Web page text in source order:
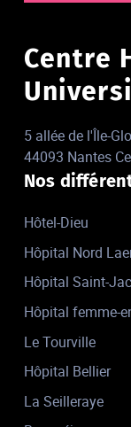
Centre
5 allée de l'Île-
44093 Nantes
Nos
Hôtel-Dieu
Hôpital Nord
Hôpital Saint-
Hôpital femme-
Le Tourville
Hôpital Bellier
La Seilleraye